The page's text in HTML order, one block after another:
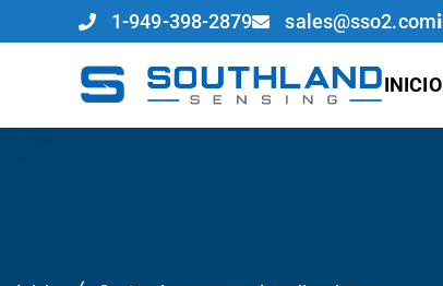
1-949-398-2879 sales@sso2.com
INICIO